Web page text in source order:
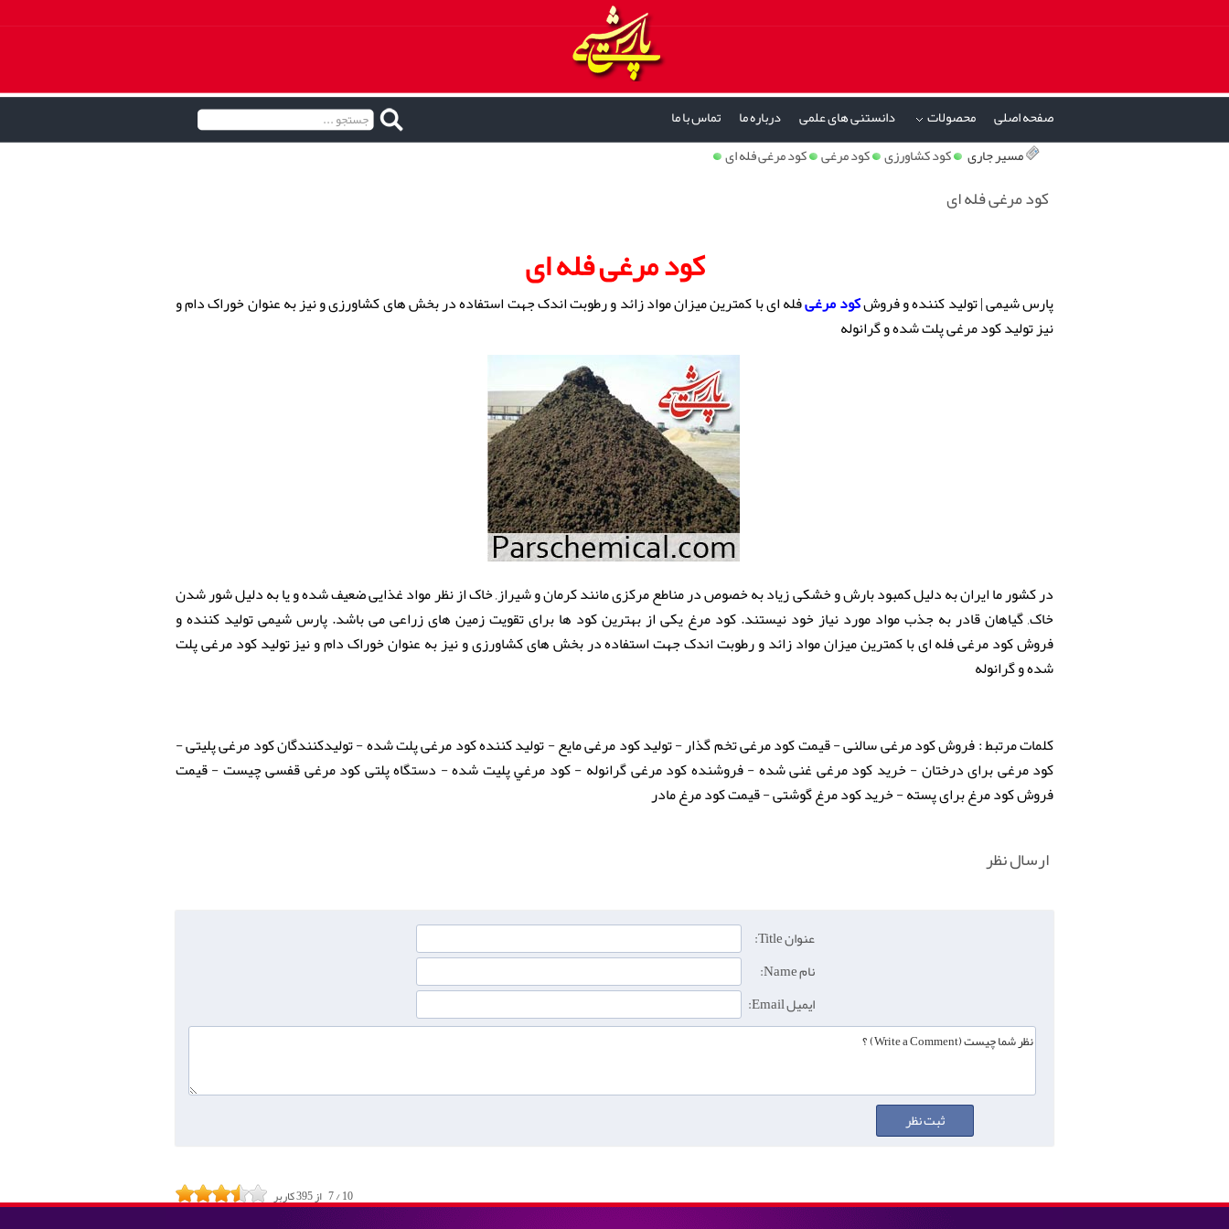
صفحه اصلی محصولات دانستنی های علمی درباره ما
تماس با ما
مسیر جاری
» کود کشاورزی کود مرغی کود مرغی فله ای
کود مرغی فله ای
کود مرغی فله ای
پارس شیمی | تولید کننده و فروشکود مرغیفله ای با کمترین میزان مواد زائد و رطوبت اندک جهت استفاده در بخش های کشاورزی و نیز به عنوان خوراک دام و
نیز تولید کود مرغی پلت شده و گرانوله
در کشور ما ایران به دلیل کمبود بارش و خشکی زیاد به خصوص در مناطع مرکزی مانند کرمان و شیراز, خاک از نظر مواد غذایی ضعیف شده و یا به دلیل شور شدن
خاک, گیاهان قادر به جذب مواد مورد نیاز خود نیستند. کود مرغ یکی از بهترین کود ها برای تقویت زمین های زراعی می باشد. پارس شیمی تولید کننده و
فروش کود مرغی فله ای با کمترین میزان مواد زائد و رطوبت اندک جهت استفاده در بخش های کشاورزی و نیز به عنوان خوراک دام و نیز تولید کود مرغی پلت
شده و گرانوله
کلمات مرتبط : فروش کود مرغی سالنی - قیمت کود مرغی تخم گذار - تولید کود مرغی مایع - تولید کننده کود مرغی پلت شده - تولیدکنندگان کود مرغی پلیتی -
کود مرغی برای درختان - خرید کود مرغی غنی شده - فروشنده کود مرغی گرانوله - كود مرغي پلیت شده - دستگاه پلتی کود مرغی قفسی چیست - قیمت
فروش کود مرغ برای پسته - خرید کود مرغ گوشتی - قیمت کود مرغ مادر
ارسال نظر
عنوان Title:
نام Name:
ایمیل Email:
7/10 از395کاربر